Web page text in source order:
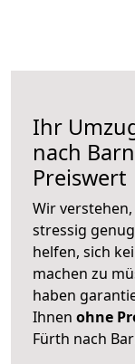
Ihr
nach
Preiswert
Wir
stressig
helfen, sich
machen zu
haben
Ihnen ohne
Fürth nach